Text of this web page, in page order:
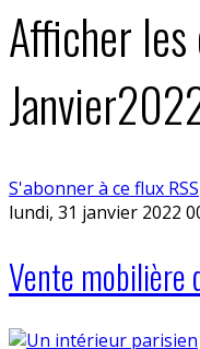
Afficher
S'abonner à ce flux RSS
lundi, 31 janvier 2022
Vente mobilière